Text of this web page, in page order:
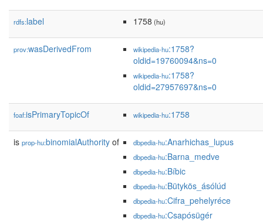
rdfs:label 1758 (hu)
prov:wasDerivedFrom wikipedia-hu:1758?
oldid=19760094&ns=0
wikipedia-hu:1758?
oldid=27957697&ns=0
foaf:isPrimaryTopicOf wikipedia-hu:1758
is prop-hu:binomialAuthority of dbpedia-hu:Anarhichas_lupus
dbpedia-hu:Barna_medve
dbpedia-hu:Bíbic
dbpedia-hu:Bütykös_ásólúd
dbpedia-hu:Cifra_pehelyréce
dbpedia-hu:Csapósügér